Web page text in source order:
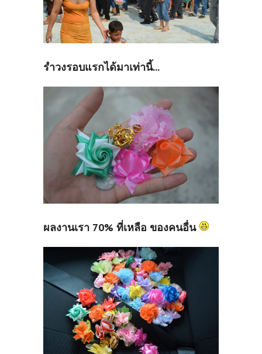
รำวงรอบแรกได้มาเท่านี้...
ผลงานเรา 70% ที่เหลือ ของคนอื่น